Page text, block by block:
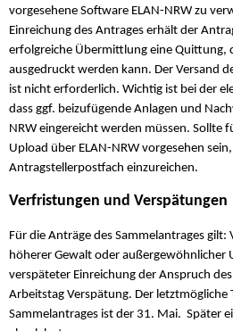
vorgesehene Software ELAN-NRW zu
Einreichung des Antrages erhält der
erfolgreiche Übermittlung eine Quittung,
ausgedruckt werden kann. Der Versand
ist nicht erforderlich. Wichtig ist bei der
dass ggf. beizufügende Anlagen und
NRW eingereicht werden müssen. Sollte
Upload über ELAN-NRW vorgesehen
Antragstellerpostfach einzureichen.
Verfristungen und Verspätungen
Für die Anträge des Sammelantrages gilt:
höherer Gewalt oder außergewöhnlicher
verspäteter Einreichung der Anspruch
Arbeitstag Verspätung. Der letztmögliche
Sammelantrages ist der 31. Mai. Später